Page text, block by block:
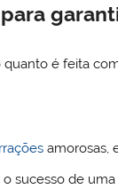
m
é feita
amorosas,
o sucesso de